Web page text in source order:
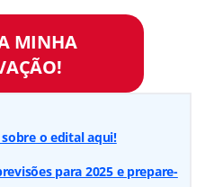
MINHA
o edital aqui!
para 2025 e prepare-